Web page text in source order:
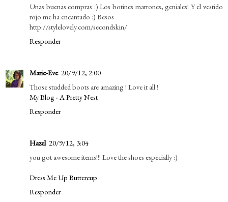
Unas buenas compras :) Los botines marrones, geniales! Y el vestido
rojo me ha encantado :) Besos
http://stylelovely.com/secondskin/
Responder
Marie-Eve 20/9/12, 2:00
Those studded boots are amazing ! Love it all !
My Blog - A Pretty Nest
Responder
Hazel 20/9/12, 3:04
you got awesome items!!! Love the shoes especially :)
Dress Me Up Buttercup
Responder